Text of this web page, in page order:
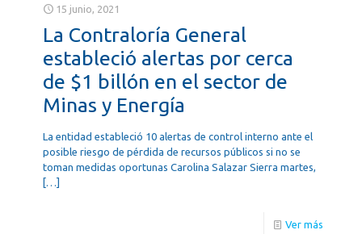
15 junio, 2021
La Contraloría General
estableció alertas por cerca
de $1 billón en el sector de
Minas y Energía
La entidad estableció 10 alertas de control interno ante el
posible riesgo de pérdida de recursos públicos si no se
toman medidas oportunas Carolina Salazar Sierra martes,
[…]
Ver más